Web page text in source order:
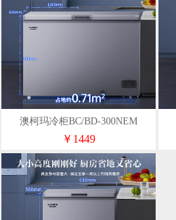
澳柯玛冷柜BC/BD-300NEM
￥1449